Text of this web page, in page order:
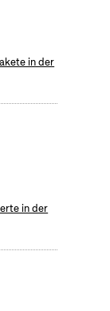
in der
in der